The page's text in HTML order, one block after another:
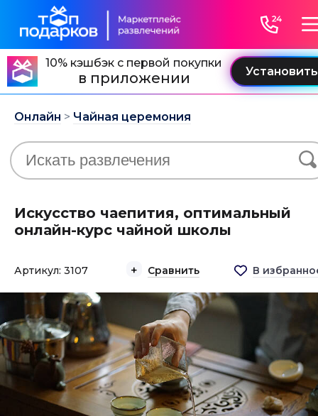
10% кэшбэк с первой покупки
в приложении
Онлайн > Чайная церемония
Искусство чаепития, оптимальный
онлайн-курс чайной школы
Артикул: 3107 Сравнить В